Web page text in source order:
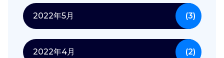
2022年5月 (3)
2022年4月 (2)